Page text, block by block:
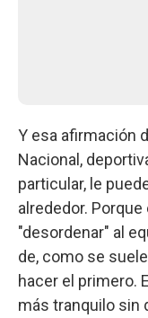
Y esa afirmación
Nacional,
particular, le
alrededor.
"desordenar" al
de, como se
hacer el primero.
más tranquilo sin